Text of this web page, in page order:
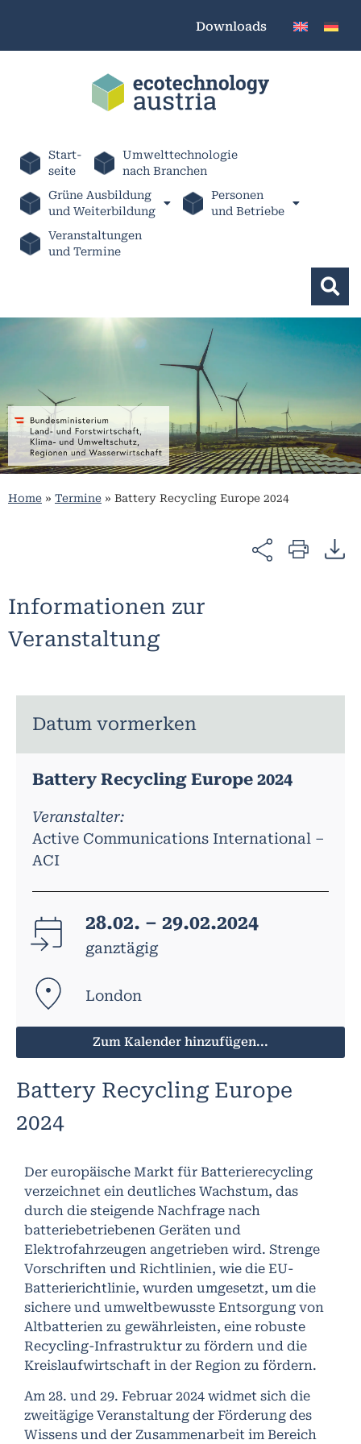
Downloads
Start-
seite
Umwelttechnologie
nach Branchen
Grüne Ausbildung
und Weiterbildung
Personen
und Betriebe
Veranstaltungen
und Termine
Home » Termine » Battery Recycling Europe 2024
Informationen zur
Veranstaltung
Datum vormerken
Battery Recycling Europe 2024
Veranstalter:
Active Communications International –
ACI
28.02. – 29.02.2024
ganztägig
London
Zum Kalender hinzufügen...
Battery Recycling Europe
2024
Der europäische Markt für Batterierecycling
verzeichnet ein deutliches Wachstum, das
durch die steigende Nachfrage nach
batteriebetriebenen Geräten und
Elektrofahrzeugen angetrieben wird. Strenge
Vorschriften und Richtlinien, wie die EU-
Batterierichtlinie, wurden umgesetzt, um die
sichere und umweltbewusste Entsorgung von
Altbatterien zu gewährleisten, eine robuste
Recycling-Infrastruktur zu fördern und die
Kreislaufwirtschaft in der Region zu fördern.
Am 28. und 29. Februar 2024 widmet sich die
zweitägige Veranstaltung der Förderung des
Wissens und der Zusammenarbeit im Bereich